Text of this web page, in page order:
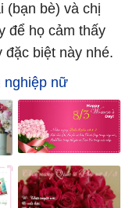
(bạn bè) và chị
để họ cảm thấy
đặc biệt này nhé.
nghiệp nữ